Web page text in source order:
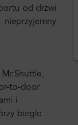
od drzwi
to-door
i
biegle